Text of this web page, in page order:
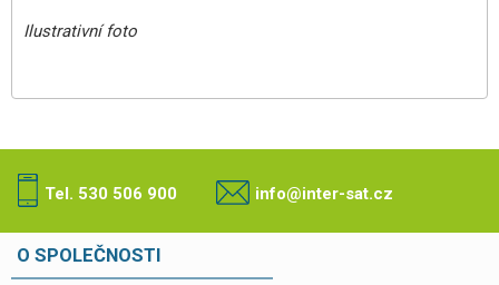
Ilustrativní foto
Tel. 530 506 900 info@inter-sat.cz
O SPOLEČNOSTI